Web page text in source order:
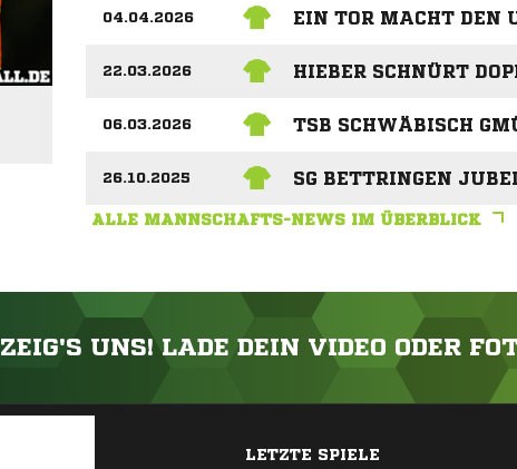
04.04.2026 EIN TOR MACHT DEN
22.03.2026 HIEBER SCHNÜRT
06.03.2026 TSB SCHWÄBISCH
26.10.2025 SG BETTRINGEN
ALLE MANNSCHAFTS-NEWS IM ÜBERBLICK
ZEIG'S UNS! LADE DEIN VIDEO ODER
LETZTE SPIELE